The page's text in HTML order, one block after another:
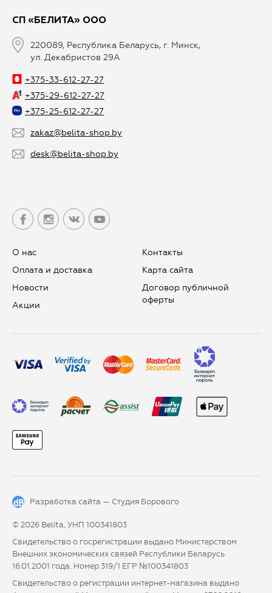
СП «БЕЛИТА» ООО
220089, Республика Беларусь, г. Минск,
ул. Декабристов 29А
+375-33-612-27-27
+375-29-612-27-27
+375-25-612-27-27
zakaz@belita-shop.by
desk@belita-shop.by
О нас
Оплата и доставка
Новости
Aкции
Контакты
Карта сайта
Договор публичной
оферты
Разработка сайта — Студия Борового
© 2026 Belita, УНП 100341803
Свидетельство о госрегистрации выдано Министерством
Внешних экономических связей Республики Беларусь
16.01.2001 года. Номер 319/1 ЕГР №100341803
Свидетельство о регистрации интернет-магазина выдано